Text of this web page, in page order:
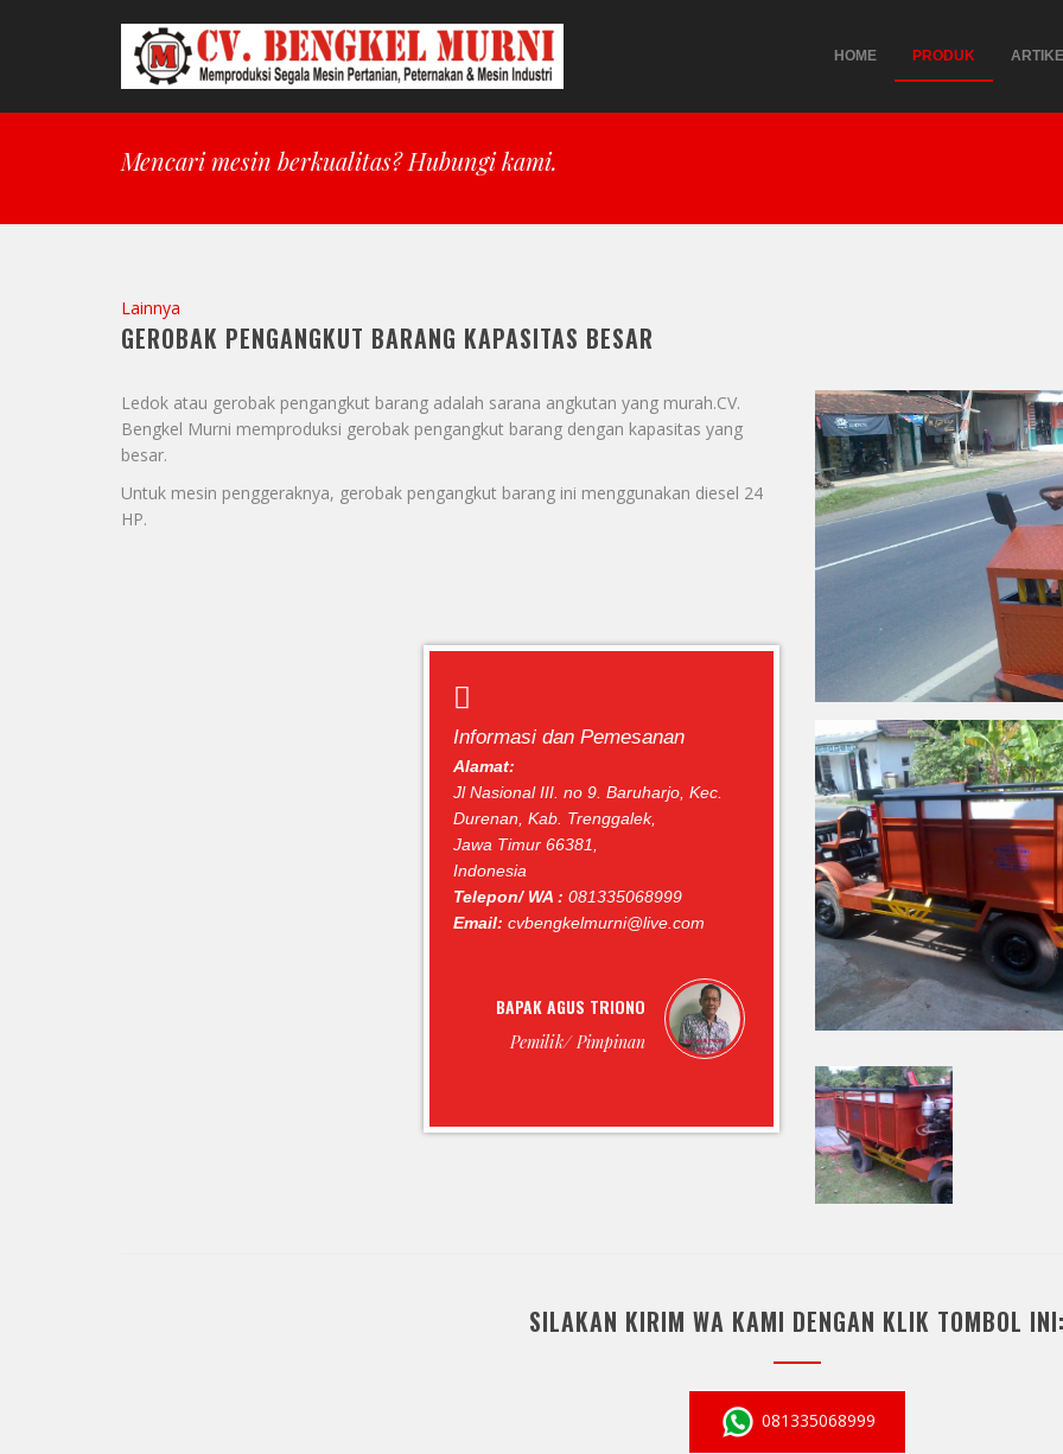
HOME PRODUK
Mencari mesin berkualitas? Hubungi kami.
Lainnya
GEROBAK PENGANGKUT BARANG KAPASITAS BESAR
Ledok atau gerobak pengangkut barang adalah sarana angkutan yang murah.CV.
Bengkel Murni memproduksi gerobak pengangkut barang dengan kapasitas yang
besar.
Untuk mesin penggeraknya, gerobak pengangkut barang ini menggunakan diesel 24
HP.
Informasi dan Pemesanan
Alamat:
Jl Nasional III. no 9. Baruharjo, Kec.
Durenan, Kab. Trenggalek,
Jawa Timur 66381,
Indonesia
Telepon/ WA : 081335068999
Email: cvbengkelmurni@live.com
BAPAK AGUS TRIONO
Pemilik/ Pimpinan
SILAKAN KIRIM WA KAMI DENGAN KLIK TOMBOL
081335068999